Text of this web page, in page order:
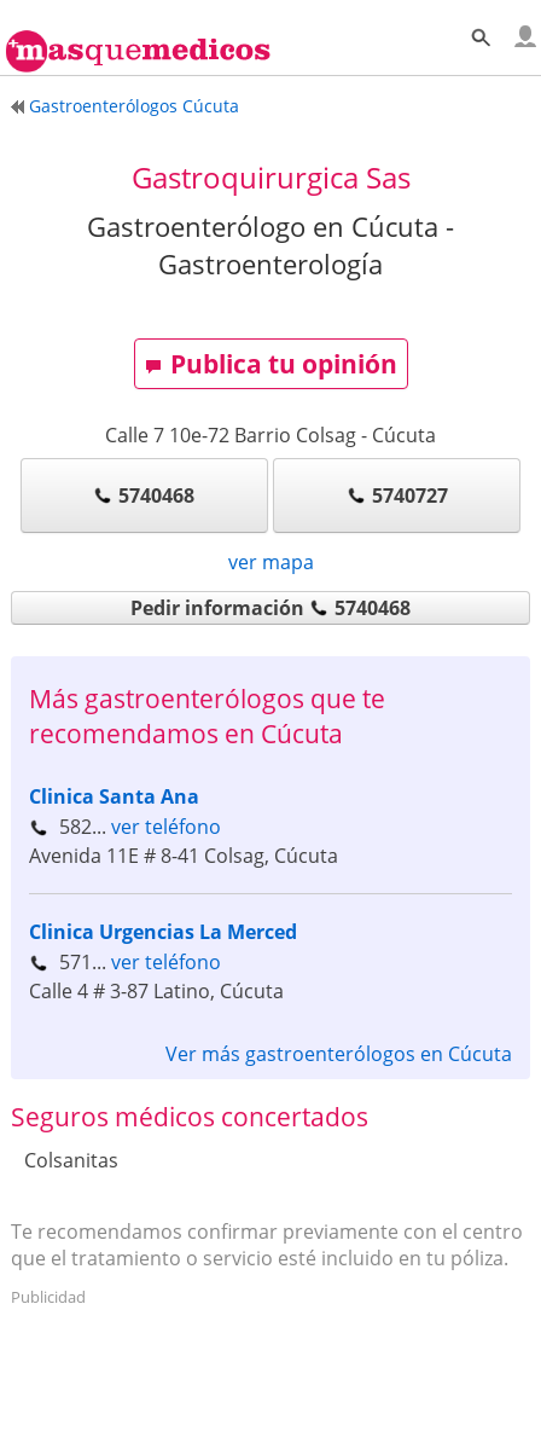
Gastroenterólogos Cúcuta
Gastroquirurgica Sas
Gastroenterólogo en Cúcuta -
Gastroenterología
Publica tu opinión
Calle 7 10e-72 Barrio Colsag- Cúcuta
5740468 5740727
ver mapa
Pedir información
5740468
Más gastroenterólogos que te
recomendamos en Cúcuta
Clinica Santa Ana
582... ver teléfono
Avenida 11E # 8-41 Colsag, Cúcuta
Clinica Urgencias La Merced
571... ver teléfono
Calle 4 # 3-87 Latino, Cúcuta
Ver más gastroenterólogos en Cúcuta
Seguros médicos concertados
Colsanitas
Te recomendamos confirmar previamente con el centro
que el tratamiento o servicio esté incluido en tu póliza.
Publicidad